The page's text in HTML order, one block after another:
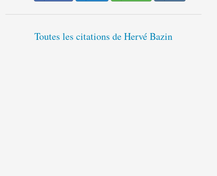
Toutes les citations de Hervé Bazin